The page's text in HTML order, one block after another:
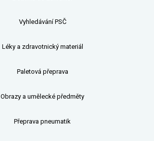
Vyhledávání PSČ
Léky a zdravotnický materiál
Paletová přeprava
Obrazy a umělecké předměty
Přeprava pneumatik